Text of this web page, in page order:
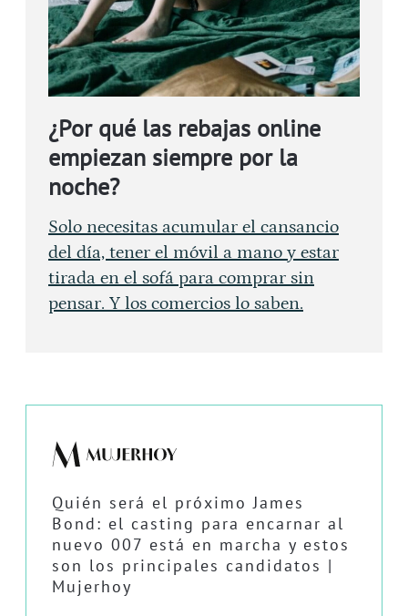
¿Por qué las rebajas online
empiezan siempre por la
noche?
Solo necesitas acumular el cansancio
del día, tener el móvil a mano y estar
tirada en el sofá para comprar sin
pensar. Y los comercios lo saben.
Quién será el próximo James
Bond: el casting para encarnar al
nuevo 007 está en marcha y estos
son los principales candidatos |
Mujerhoy